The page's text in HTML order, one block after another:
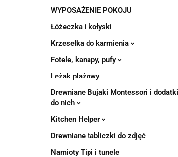
WYPOSAŻENIE POKOJU
Łóżeczka i kołyski
Krzesełka do karmienia
Fotele, kanapy, pufy
Leżak plażowy
Drewniane Bujaki Montessori i dodatki
do nich
Kitchen Helper
Drewniane tabliczki do zdjęć
Namioty Tipi i tunele